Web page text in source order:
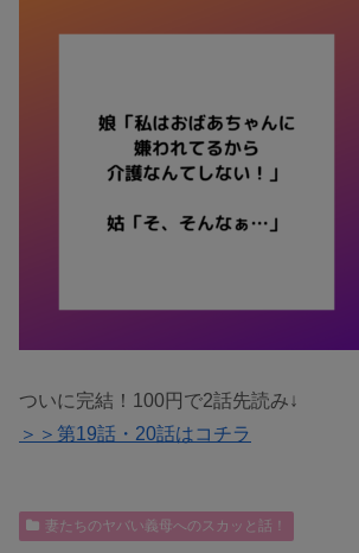
ついに完結！100円で2話先読み↓
＞＞第19話・20話はコチラ
妻たちのヤバい義母へのスカッと話！